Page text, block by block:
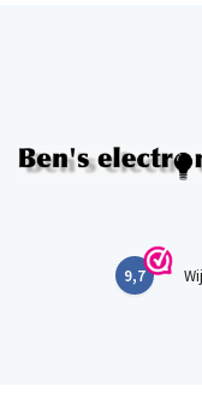
9,7